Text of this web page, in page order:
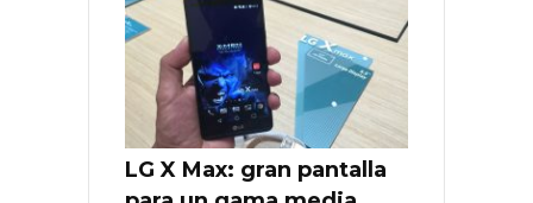
LG X Max: gran pantalla